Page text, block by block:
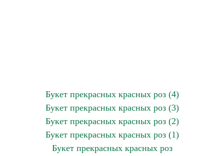
Букет прекрасных красных роз (4)
Букет прекрасных красных роз (3)
Букет прекрасных красных роз (2)
Букет прекрасных красных роз (1)
Букет прекрасных красных роз